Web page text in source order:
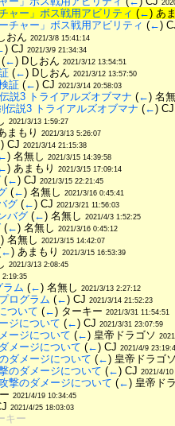
ャー」ボス戦用アビリティ (←) あ
チャー」ボス戦用アビリティ (←)
おん 2021/3/8 15:41:14
) CJ 2021/3/9 21:34:34
(←) Dしおん 2021/3/12 13:54:51
(←) Dしおん 2021/3/12 13:57:50
証 (←) CJ 2021/3/14 20:58:03
説3 トライアルズオブマナ (←) 名
伝説3 トライアルズオブマナ (←)
2021/3/13 1:59:27
まもり 2021/3/13 5:26:07
) CJ 2021/3/14 21:15:38
) 名無し 2021/3/15 14:39:58
) あまもり 2021/3/15 17:09:14
(←) CJ 2021/3/15 22:21:45
(←) 名無し 2021/3/16 0:45:41
グ (←) CJ 2021/3/21 11:56:03
バグ (←) 名無し 2021/4/3 1:52:25
(←) 名無し 2021/3/16 0:45:12
) 名無し 2021/3/15 14:42:07
←) あまもり 2021/3/15 16:53:39
2021/3/13 2:08:45
2:19:35
ラム (←) 名無し 2021/3/13 2:27:12
ログラム (←) CJ 2021/3/14 21:52:23
ついて (←) ターキー 2021/3/31 11:54:51
ジについて (←) CJ 2021/3/31 23:07:59
ージについて (←) 皇帝ドラゴソ
メージについて (←) CJ 2021/4/9
ダメージについて (←) 皇帝ドラゴ
のダメージについて (←) CJ 2021/4/10
撃のダメージについて (←) 皇帝ド
2021/4/19 10:34:45
2021/4/25 18:03:03
キー